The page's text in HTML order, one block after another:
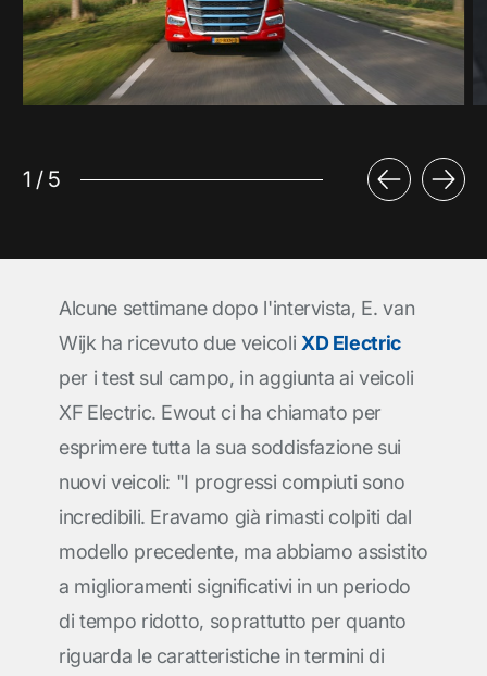
1 / 5
Alcune settimane dopo l'intervista, E. van
Wijk ha ricevuto due veicoli XD Electric
per i test sul campo, in aggiunta ai veicoli
XF Electric. Ewout ci ha chiamato per
esprimere tutta la sua soddisfazione sui
nuovi veicoli: "I progressi compiuti sono
incredibili. Eravamo già rimasti colpiti dal
modello precedente, ma abbiamo assistito
a miglioramenti significativi in un periodo
di tempo ridotto, soprattutto per quanto
riguarda le caratteristiche in termini di